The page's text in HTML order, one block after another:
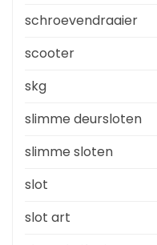
schroevendraaier
scooter
skg
slimme deursloten
slimme sloten
slot
slot art